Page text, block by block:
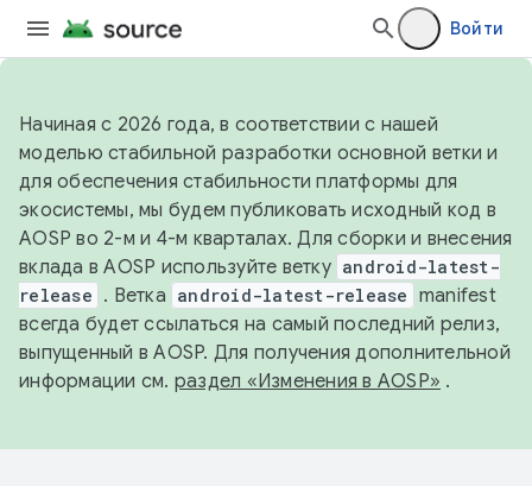
Войти
Начиная с 2026 года, в соответствии с нашей
моделью стабильной разработки основной ветки и
для обеспечения стабильности платформы для
экосистемы, мы будем публиковать исходный код в
AOSP во 2-м и 4-м кварталах. Для сборки и внесения
вклада в AOSP используйте ветку android-latest-
release . Ветка android-latest-release manifest
всегда будет ссылаться на самый последний релиз,
выпущенный в AOSP. Для получения дополнительной
информации см. раздел «Изменения в AOSP» .